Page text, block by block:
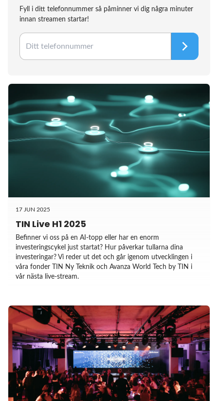
Fyll i ditt telefonnummer så påminner vi dig några minuter
innan streamen startar!
17 JUN 2025
TIN Live H1 2025
Befinner vi oss på en AI-topp eller har en enorm
investeringscykel just startat? Hur påverkar tullarna dina
investeringar? Vi reder ut det och går igenom utvecklingen i
våra fonder TIN Ny Teknik och Avanza World Tech by TIN i
vår nästa live-stream.